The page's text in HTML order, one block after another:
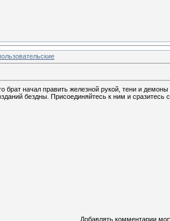
брат начал править железной рукой, тени и
бездны. Присоединяйтесь к ним и сразитесь
Добавлять комментарии